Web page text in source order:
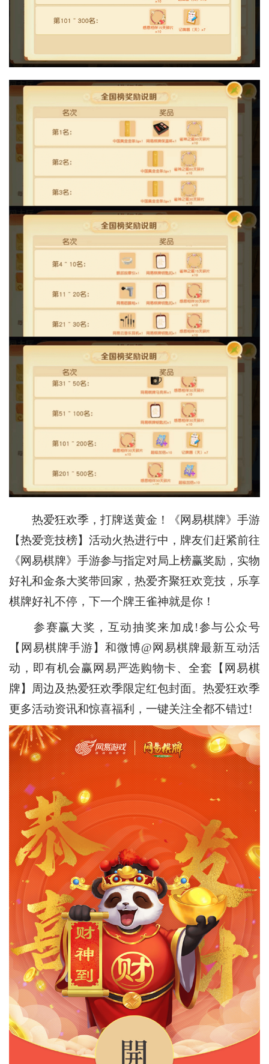
热爱狂欢季，打牌送黄金！《网易棋牌》手游
【热爱竞技榜】活动火热进行中，牌友们赶紧前往
《网易棋牌》手游参与指定对局上榜赢奖励，实物
好礼和金条大奖带回家，热爱齐聚狂欢竞技，乐享
棋牌好礼不停，下一个牌王雀神就是你！
参赛赢大奖，互动抽奖来加成!参与公众号
【网易棋牌手游】和微博@网易棋牌最新互动活
动，即有机会赢网易严选购物卡、全套【网易棋
牌】周边及热爱狂欢季限定红包封面。热爱狂欢季
更多活动资讯和惊喜福利，一键关注全都不错过!